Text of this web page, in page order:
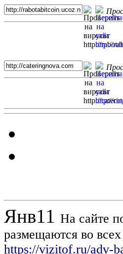
Янв11 На сайте
размещаются во
https://vizitof.ru/adv-